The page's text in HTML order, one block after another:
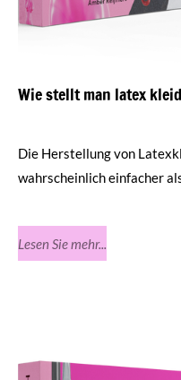
Wie stellt man latex
Die Herstellung von
wahrscheinlich einfacher
Lesen Sie mehr...